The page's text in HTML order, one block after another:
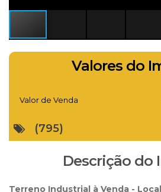
Valores do
Valor de Venda
(795)
Descrição do
Terreno Industrial à Venda -